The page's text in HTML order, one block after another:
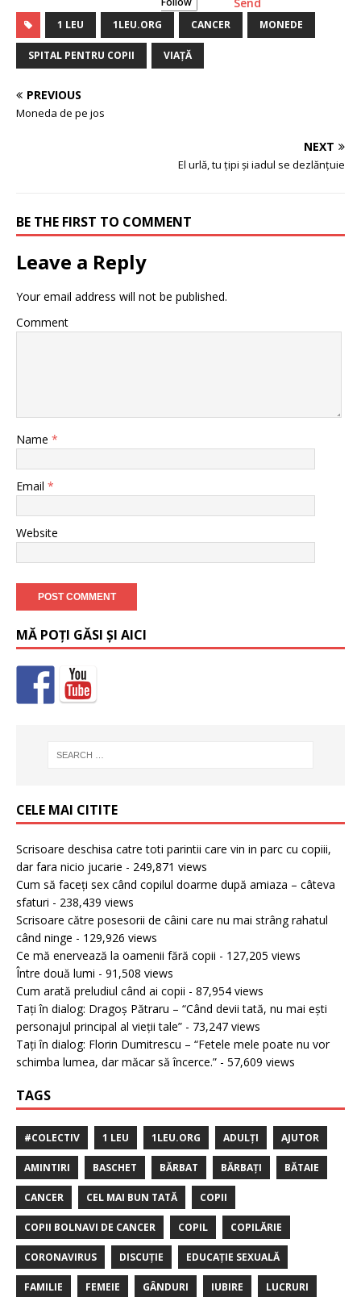
1 LEU 1LEU.ORG CANCER MONEDE
SPITAL PENTRU COPII VIAȚĂ
PREVIOUS
Moneda de pe jos
NEXT
El urlă, tu țipi și iadul se dezlănțuie
BE THE FIRST TO COMMENT
Leave a Reply
Your email address will not be published.
Comment
Name *
Email *
Website
MĂ POȚI GĂSI ȘI AICI
CELE MAI CITITE
Scrisoare deschisa catre toti parintii care vin in parc cu copiii,
dar fara nicio jucarie - 249,871 views
Cum să faceți sex când copilul doarme după amiaza – câteva
sfaturi - 238,439 views
Scrisoare către posesorii de câini care nu mai strâng rahatul
când ninge - 129,926 views
Ce mă enervează la oamenii fără copii - 127,205 views
Între două lumi - 91,508 views
Cum arată preludiul când ai copii - 87,954 views
Tați în dialog: Dragoș Pătraru – “Când devii tată, nu mai ești
personajul principal al vieții tale” - 73,247 views
Tați în dialog: Florin Dumitrescu – “Fetele mele poate nu vor
schimba lumea, dar măcar să încerce.” - 57,609 views
TAGS
#COLECTIV 1 LEU 1LEU.ORG ADULȚI AJUTOR
AMINTIRI BASCHET BĂRBAT BĂRBAȚI BĂTAIE
CANCER CEL MAI BUN TATĂ COPII
COPII BOLNAVI DE CANCER COPIL COPILĂRIE
CORONAVIRUS DISCUȚIE EDUCAȚIE SEXUALĂ
FAMILIE FEMEIE GÂNDURI IUBIRE LUCRURI